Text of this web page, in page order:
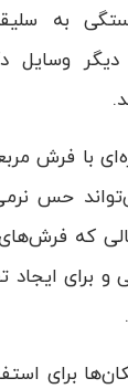
به
وسایل
با فرش
حس
که
برای ایجاد
برای